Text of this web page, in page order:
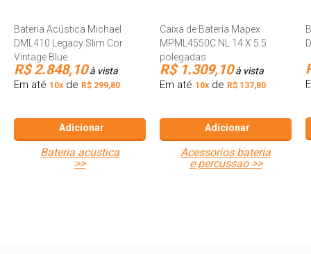
Bateria Acústica Michael
DML410 Legacy Slim Cor
Vintage Blue
R$ 2.848,10à vista
Em até 10x de R$ 299,80
Adicionar
bateria acustica
>>
Caixa de Bateria Mapex
MPML4550C NL 14 X 5.5
polegadas
R$ 1.309,10à vista
Em até 10x de R$ 137,80
Adicionar
acessorios bateria
e percussao >>